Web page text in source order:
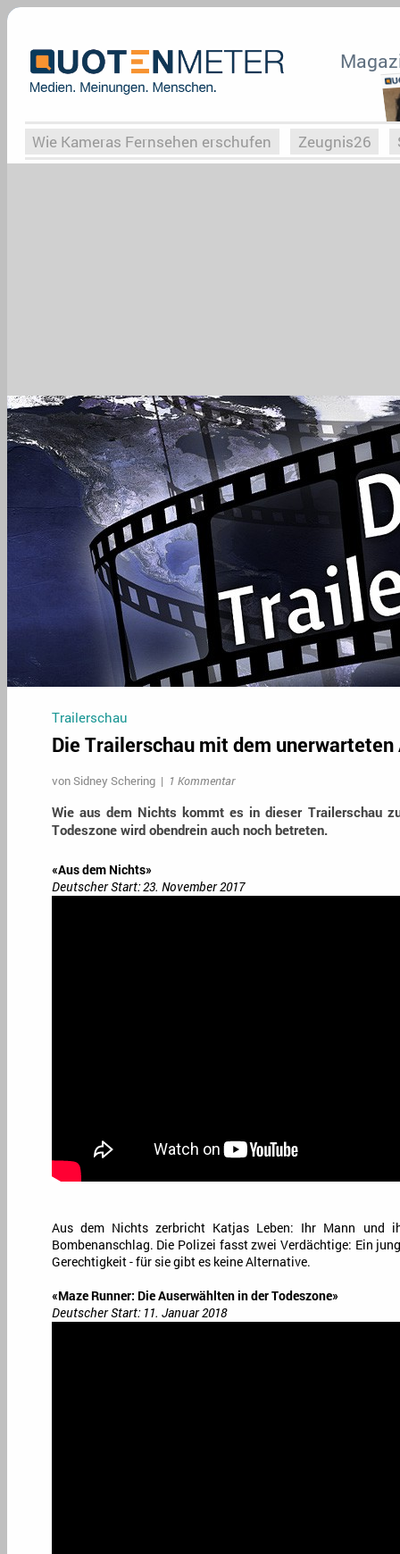
Wie Kameras Fernsehen erschufen Zeugnis26
Trailerschau
Die Trailerschau mit dem unerwarteten
vonSidney Schering| 1 Kommentar
Wie aus dem Nichts kommt es in dieser Trailerschau
Todeszone wird obendrein auch noch betreten.
«Aus dem Nichts»
Deutscher Start: 23. November 2017
Aus dem Nichts zerbricht Katjas Leben: Ihr Mann und
Bombenanschlag. Die Polizei fasst zwei Verdächtige: Ein
Gerechtigkeit - für sie gibt es keine Alternative.
«Maze Runner: Die Auserwählten in der Todeszone»
Deutscher Start: 11. Januar 2018